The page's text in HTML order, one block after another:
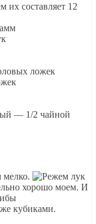
их составляет 12
ложек
— 1/2 чайной
мелко.
хорошо моем. И
кубиками.